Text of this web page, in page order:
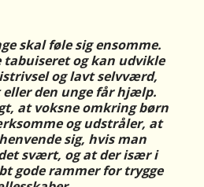
skal føle sig ensomme.
tabuiseret og kan udvikle
og lavt selvværd,
den unge får hjælp.
at voksne omkring børn
og udstråler, at
sig, hvis man
svært, og at der især i
gode rammer for trygge